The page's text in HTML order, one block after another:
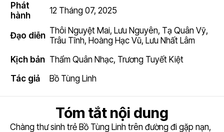
Phát
hành
12 Tháng 07, 2025
Đạo diễn Thôi Nguyệt Mai, Lưu Nguyên, Tạ Quân Vỹ,
Trâu Tĩnh, Hoàng Hạc Vũ, Lưu Nhất Lâm
Kịch bản Thẩm Quân Nhạc, Trương Tuyết Kiệt
Tác giả
Bồ Tùng Linh
Tóm tắt nội dung
Chàng thư sinh trẻ Bồ Tùng Linh trên đường đi gặp nạn,